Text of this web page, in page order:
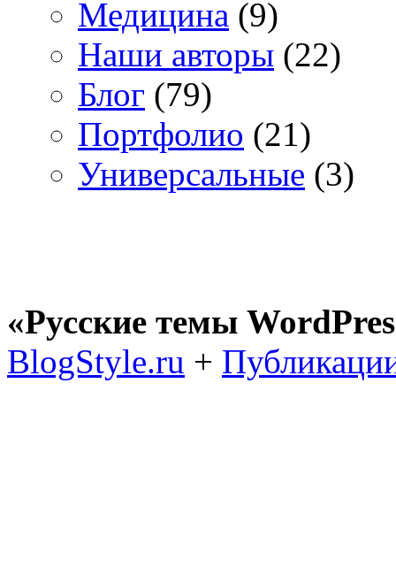
Медицина (9)
Наши авторы (22)
Блог (79)
Портфолио (21)
Универсальные (3)
«Русские темы
BlogStyle.ru +